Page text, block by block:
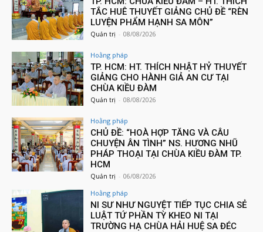
TẮC HUÊ THUYẾT GIẢNG CHỦ ĐỀ “RÈN
LUYỆN PHẨM HẠNH SA MÔN”
Quản trị - 08/08/2026
Hoằng pháp
TP. HCM: HT. THÍCH NHẬT HỶ THUYẾT
GIẢNG CHO HÀNH GIẢ AN CƯ TẠI
CHÙA KIỀU ĐÀM
Quản trị - 08/08/2026
Hoằng pháp
CHỦ ĐỀ: “HOÀ HỢP TĂNG VÀ CÂU
CHUYỆN ÂN TÌNH” NS. HƯƠNG NHŨ
PHÁP THOẠI TẠI CHÙA KIỀU ĐÀM TP.
HCM
Quản trị - 06/08/2026
Hoằng pháp
NI SƯ NHƯ NGUYỆT TIẾP TỤC CHIA SẺ
LUẬT TỨ PHẦN TỲ KHEO NI TẠI
TRƯỜNG HẠ CHÙA HẢI HUỆ SA ĐÉC